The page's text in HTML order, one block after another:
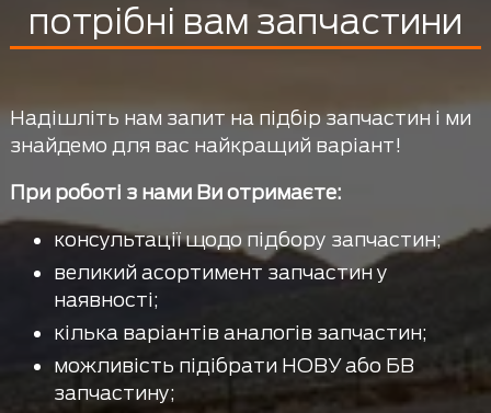
потрібні вам запчастини
Надішліть нам запит на підбір запчастин і ми
знайдемо для вас найкращий варіант!
При роботі з нами Ви отримаєте:
консультації щодо підбору запчастин;
великий асортимент запчастин у
наявності;
кілька варіантів аналогів запчастин;
можливість підібрати НОВУ або БВ
запчастину;